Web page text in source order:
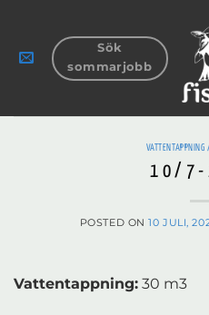
content
Sök
sommarjobb
10/7-
POSTED ON10 JULI,
Vattentappning: 30 m3